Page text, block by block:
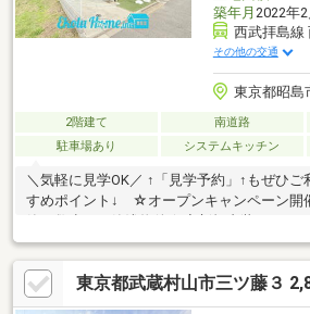
築年月 2022年
西武拝島線
その他の交通
東京都昭島
2階建て 南道路
駐車場あり
システムキッチン
＼気軽に見学OK／ ↑「見学予約」↑もぜひご
すめポイント↓ ☆オープンキャンペーン
◆南道路で陽当たり＆解放感◎◆ウォークイ
フト付の収納豊富な3LDK☆◆家計にやさし
2年保証！－ Life Information －◇ファミリー
5分◇ヤオコー・・・徒歩約16分◇拝島第二
東京都武蔵村山市三ツ藤３